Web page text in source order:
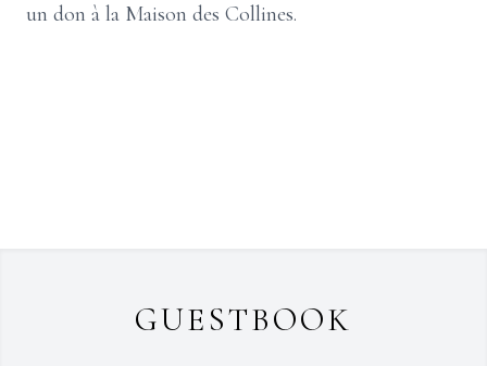
un don à la Maison des Collines.
GUESTBOOK